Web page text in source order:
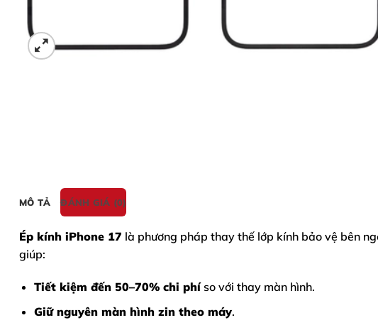
MÔ TẢ ĐÁNH GIÁ (0)
Ép kính iPhone 17 là phương pháp thay thế lớp kính bảo vệ bên
giúp:
Tiết kiệm đến 50–70% chi phíso với thay màn hình.
Giữ nguyên màn hình zin theo máy.